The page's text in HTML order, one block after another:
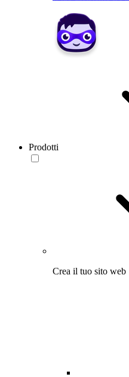
Prodotti
Crea il tuo sito web